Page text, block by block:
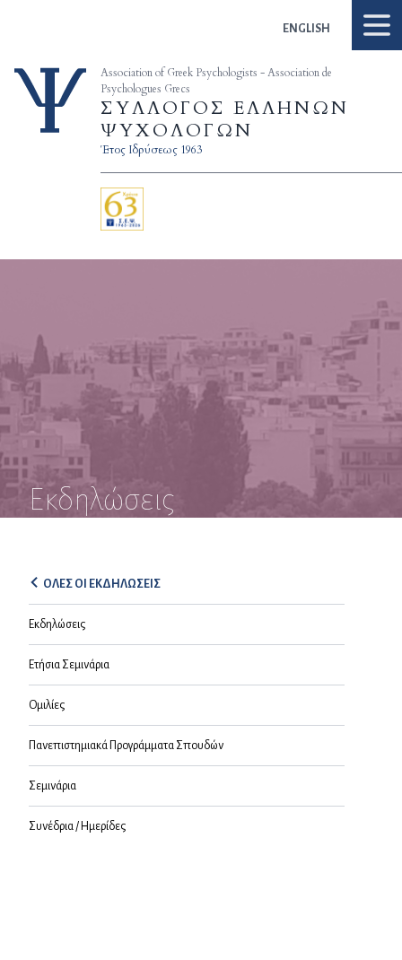
ENGLISH
Association of Greek Psychologists - Association de
Psychologues Grecs
ΣΥΛΛΟΓΟΣ ΕΛΛΗΝΩΝ
ΨΥΧΟΛΟΓΩΝ
Έτος Ιδρύσεως 1963
Εκδηλώσεις
ΟΛΕΣ ΟΙ ΕΚΔΗΛΩΣΕΙΣ
Εκδηλώσεις
Ετήσια Σεμινάρια
Ομιλίες
Πανεπιστημιακά Προγράμματα Σπουδών
Σεμινάρια
Συνέδρια / Ημερίδες